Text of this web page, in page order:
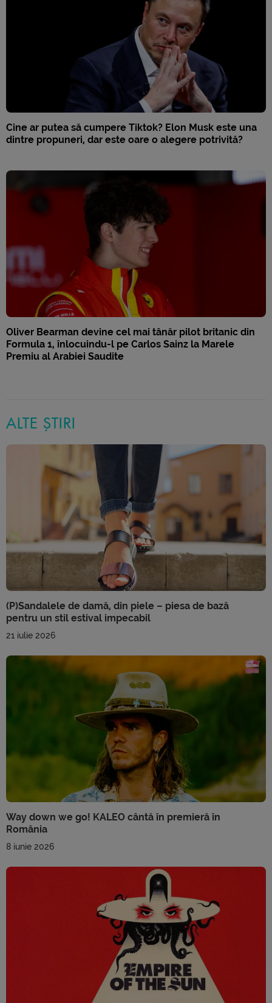
Cine ar putea să cumpere Tiktok? Elon Musk este una
dintre propuneri, dar este oare o alegere potrivită?
Oliver Bearman devine cel mai tânăr pilot britanic din
Formula 1, înlocuindu-l pe Carlos Sainz la Marele
Premiu al Arabiei Saudite
ALTE ȘTIRI
(P)Sandalele de damă, din piele – piesa de bază
pentru un stil estival impecabil
21 iulie 2026
Way down we go! KALEO cântă în premieră în
România
8 iunie 2026